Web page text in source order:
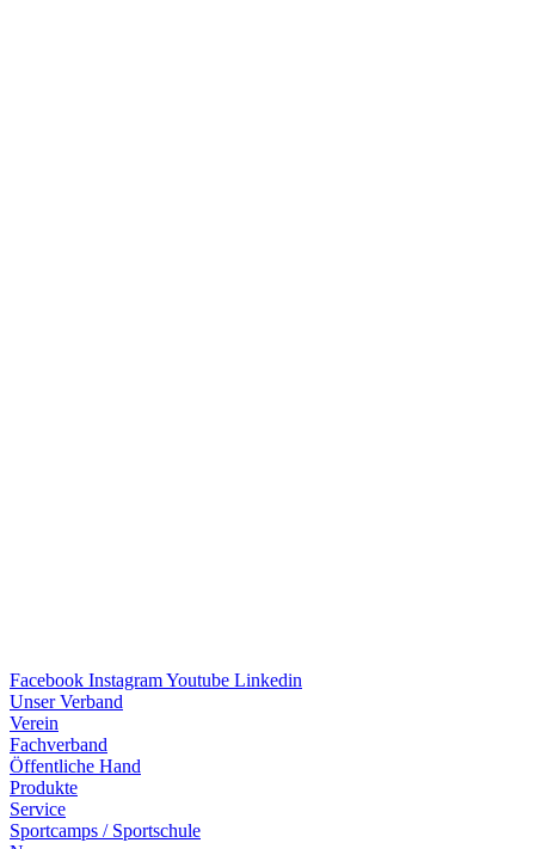
Facebook InstagramYoutube Linkedin
Unser Verband
Verein
Fach­ver­band
Öffent­li­che Hand
Produkte
Service
Sport­camps / Sportschule